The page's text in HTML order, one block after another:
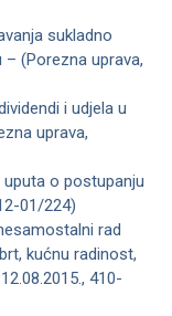
sukladno
(Porezna uprava,
i udjela u
uprava,
o postupanju
01/224)
rad
kućnu radinost,
410-